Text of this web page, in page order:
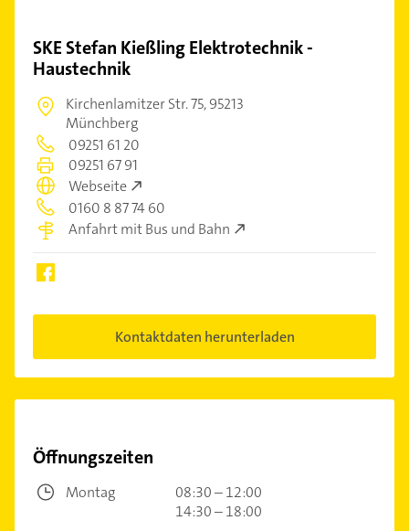
SKE Stefan Kießling Elektrotechnik -
Haustechnik
Kirchenlamitzer Str. 75,95213
Münchberg
09251 61 20
09251 67 91
Webseite
0160 8 87 74 60
Anfahrt mit Bus und Bahn
Kontaktdaten herunterladen
Öffnungszeiten
Montag
08:30 – 12:00
14:30 – 18:00